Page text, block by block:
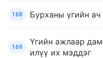
168 Бурханы үгийн ач
169
Үгийн ажлаар
илүү их мэддэг